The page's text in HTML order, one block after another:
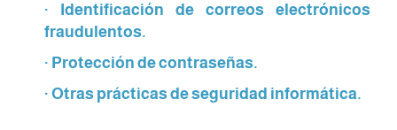
· Identificación de correos electrónicos
fraudulentos.
· Protección de contraseñas.
· Otras prácticas de seguridad informática.